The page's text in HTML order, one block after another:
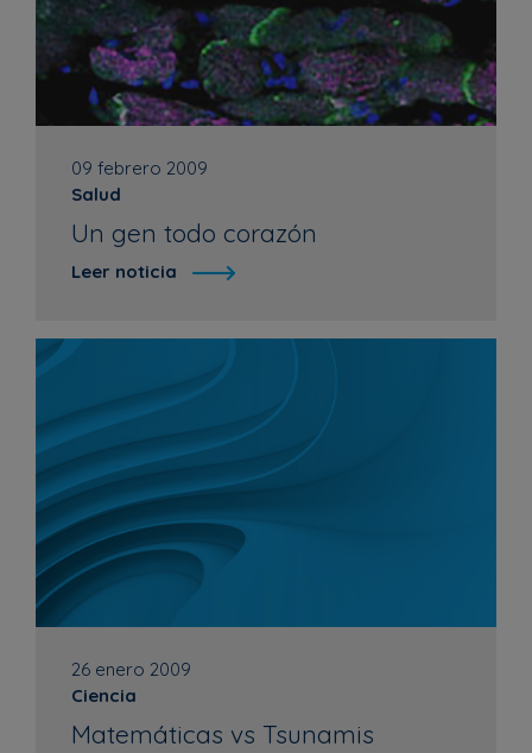
09 febrero 2009
Salud
Un gen todo corazón
Leer noticia
26 enero 2009
Ciencia
Matemáticas vs Tsunamis